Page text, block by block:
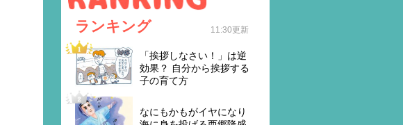
ランキング 11:30更新
「挨拶しなさい！」は逆
効果？ 自分から挨拶する
子の育て方
なにもかもがイヤになり